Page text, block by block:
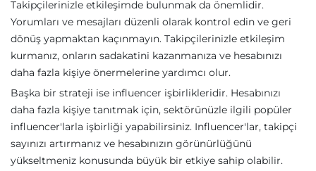
Takipçilerinizle etkileşimde bulunmak da önemlidir.
Yorumları ve mesajları düzenli olarak kontrol edin ve geri
dönüş yapmaktan kaçınmayın. Takipçilerinizle etkileşim
kurmanız, onların sadakatini kazanmanıza ve hesabınızı
daha fazla kişiye önermelerine yardımcı olur.
Başka bir strateji ise influencer işbirlikleridir. Hesabınızı
daha fazla kişiye tanıtmak için, sektörünüzle ilgili popüler
influencer'larla işbirliği yapabilirsiniz. Influencer'lar, takipçi
sayınızı artırmanız ve hesabınızın görünürlüğünü
yükseltmeniz konusunda büyük bir etkiye sahip olabilir.